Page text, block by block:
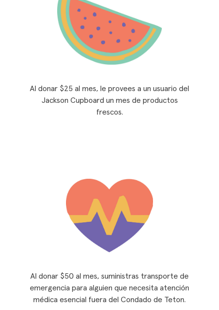
Al donar $25 al mes, le provees a un usuario del
Jackson Cupboard un mes de productos
frescos.
Al donar $50 al mes, suministras transporte de
emergencia para alguien que necesita atención
médica esencial fuera del Condado de Teton.